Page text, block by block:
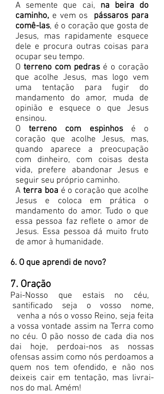
A semente que cai, na beira do
caminho, e vem os
pássaros para
comê-las, é o coração que gosta de
Jesus, mas rapidamente esquece
dele e procura outras coisas para
ocupar seu tempo.
O terreno com pedras é o coração
que acolhe Jesus, mas logo vem
uma tentação para fugir do
mandamento do amor, muda de
opinião e esquece o que Jesus
ensinou.
Oterreno com espinhosé o
coração que acolhe Jesus, mas,
quando aparece a preocupação
com dinheiro, com coisas desta
vida, prefere abandonar Jesus e
seguir seu próprio caminho.
A terra boa é o coração que acolhe
Jesus e coloca em prática o
mandamento do amor. Tudo o que
essa pessoa faz reflete o amor de
Jesus. Essa pessoa dá muito fruto
de amor à humanidade.
6. O que aprendi de novo?
7. Oração
Pai-Nosso que estais no céu,
santificado seja o vosso nome,
venha a nós o vosso Reino, seja feita
a vossa vontade assim na Terra como
no céu. O pão nosso de cada dia nos
dai hoje, perdoai-nos as nossas
ofensas assim como nós perdoamos a
quem nos tem ofendido, e não nos
deixeis cair em tentação, mas livrai-
nos do mal. Amém!